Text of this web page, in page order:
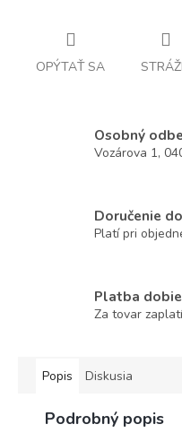
OPÝTAŤ SA
Osobný
Vozárova 1,
Doručenie
Platí pri
Platba
Za tovar
Popis Diskusia
Podrobný popis